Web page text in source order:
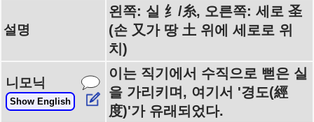
설명
왼쪽: 실 纟/糸, 오른쪽: 세로 圣
(손 又가 땅 土 위에 세로로 위
치)
니모닉
Show English
이는 직기에서 수직으로 뻗은 실
을 가리키며, 여기서 '경도(經
度)'가 유래되었다.